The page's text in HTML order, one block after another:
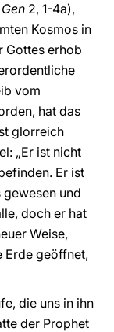
Gen 2, 1-4a),
Kosmos in
Gottes erhob
vom
hat das
glorreich
„Er ist nicht
Er ist
und
doch er hat
Weise,
Erde geöffnet,
die uns in ihn
der Prophet